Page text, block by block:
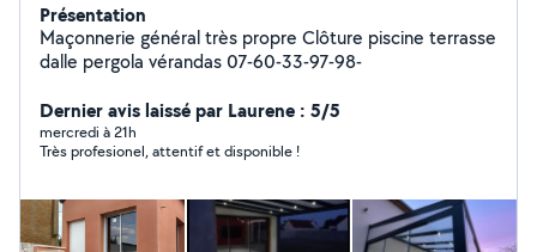
Présentation
Maçonnerie général très propre Clôture piscine terrasse
dalle pergola vérandas 07-60-33-97-98-
Dernier avis laissé par Laurene : 5/5
mercredi à 21h
Très profesionel, attentif et disponible !